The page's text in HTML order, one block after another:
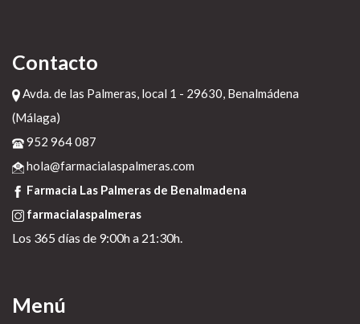
Contacto
Avda. de las Palmeras, local 1 - 29630, Benalmádena
(Málaga)
952 964 087
hola@farmacialaspalmeras.com
Farmacia Las Palmeras de Benalmadena
farmacialaspalmeras
Los 365 días de 9:00h a 21:30h.
Menú